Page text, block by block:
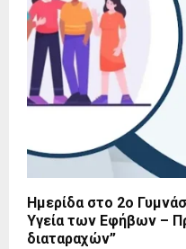
Ημερίδα στο 2ο
Υγεία των Εφήβων –
διαταραχών”